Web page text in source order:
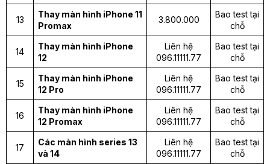
13
Thay màn hình iPhone 11
Promax
3.800.000
Bao test tại
chỗ
14
Thay màn hình iPhone
12
Liên hệ
096.11111.77
Bao test tại
chỗ
15
Thay màn hình iPhone
12 Pro
Liên hệ
096.11111.77
Bao test tại
chỗ
16
Thay màn hình iPhone
12 Promax
Liên hệ
096.11111.77
Bao test tại
chỗ
17
Các màn hình series 13
và 14
Liên hệ
096.11111.77
Bao test tại
chỗ